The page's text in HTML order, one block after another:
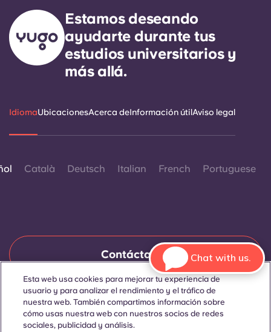
Estamos deseando
ayudarte durante tus
estudios universitarios y
más allá.
IdiomaUbicacionesAcerca deInformación útilAviso legal
Català Deutsch Italian French Portuguese
Contáctanos
© 2026. Todos los derechos reservados.
Siempre que en esta página web aparezcan palabras que
denoten un género concreto, se refieren a todo el mundo, sin
Esta web usa cookies para mejorar tu experiencia de
usuario y para analizar el rendimiento y el tráfico de
nuestra web. También compartimos información sobre
cómo usas nuestra web con nuestros socios de redes
sociales, publicidad y análisis.
Chat with us.